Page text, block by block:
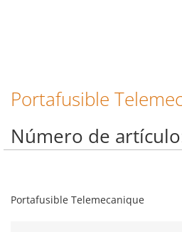
Saltar
al
de
la
imágenes
Portafusible
Número de artículo
Portafusible Telemecanique